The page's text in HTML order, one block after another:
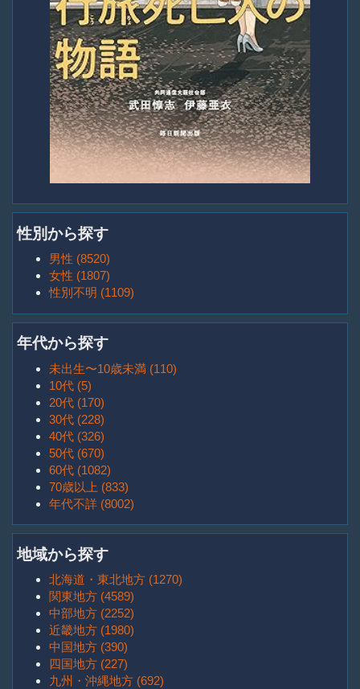
性別から探す
男性 (8520)
女性 (1807)
性別不明 (1109)
年代から探す
未出生〜10歳未満 (110)
10代 (5)
20代 (170)
30代 (228)
40代 (326)
50代 (670)
60代 (1082)
70歳以上 (833)
年代不詳 (8002)
地域から探す
北海道・東北地方 (1270)
関東地方 (4589)
中部地方 (2252)
近畿地方 (1980)
中国地方 (390)
四国地方 (227)
九州・沖縄地方 (692)